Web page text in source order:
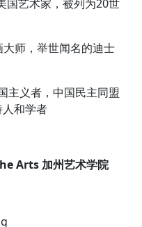
艺术家，被列为20世
师，举世闻名的迪士
主义者，中国民主同盟
和学者
Arts 加州艺术学院